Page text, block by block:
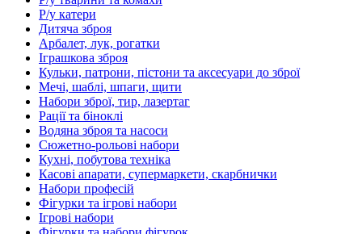
Р/у катери
Дитяча зброя
Арбалет, лук, рогатки
Іграшкова зброя
Кульки, патрони, пістони та аксесуари до зброї
Мечі, шаблі, шпаги, щити
Набори зброї, тир, лазертаг
Рації та біноклі
Водяна зброя та насоси
Сюжетно-рольові набори
Кухні, побутова техніка
Касові апарати, супермаркети, скарбнички
Набори професій
Фігурки та ігрові набори
Ігрові набори